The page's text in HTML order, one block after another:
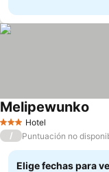
3 Estrellas
Hotel
Melipewunko
/ Puntuación no
Elige fechas para